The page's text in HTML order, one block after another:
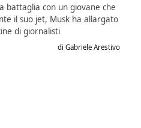
battaglia con un giovane che
il suo jet, Musk ha allargato
di giornalisti
di Gabriele Arestivo